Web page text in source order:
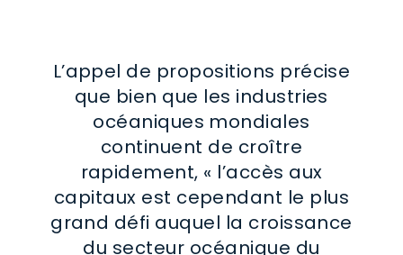
L’appel de propositions précise
que bien que les industries
océaniques mondiales
continuent de croître
rapidement, « l’accès aux
capitaux est cependant le plus
grand défi auquel la croissance
du secteur océanique du